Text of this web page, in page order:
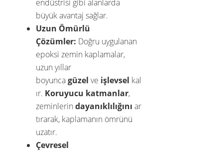
endüstrisi gibi alanlarda
büyük avantaj sağlar.
Uzun Ömürlü
Çözümler: Doğru uygulanan
epoksi zemin kaplamalar,
uzun yıllar
boyuncagüzel ve işlevsel kal
ır. Koruyucu katmanlar,
zeminlerindayanıklılığını ar
tırarak, kaplamanın ömrünü
uzatır.
Çevresel